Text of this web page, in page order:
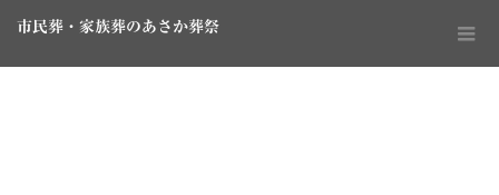
市民葬・家族葬のあさか葬祭